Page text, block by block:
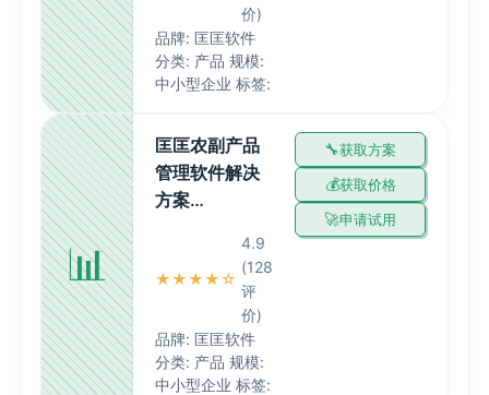
价)
品牌: 匡匡软件
分类: 产品 规模:
中小型企业 标签:
📊
匡匡农副产品
管理软件解决
方案…
★★★★☆
4.9
(128
评
价)
品牌: 匡匡软件
分类: 产品 规模:
中小型企业 标签:
获取方案
获取价格
申请试用